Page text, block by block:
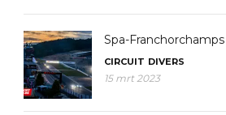
Spa-
CIRCUIT DIVERS
15 mrt 2023